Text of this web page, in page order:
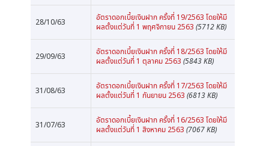
28/10/63
อัตราดอกเบี้ยเงินฝาก ครั้งที่ 19/2563 โดยให้มี
ผลตั้งแต่วันที่ 1 พฤศจิกายน 2563 (5712 KB)
29/09/63
อัตราดอกเบี้ยเงินฝาก ครั้งที่ 18/2563 โดยให้มี
ผลตั้งแต่วันที่ 1 ตุลาคม 2563 (5843 KB)
31/08/63
อัตราดอกเบี้ยเงินฝาก ครั้งที่ 17/2563 โดยให้มี
ผลตั้งแต่วันที่ 1 กันยายน 2563 (6813 KB)
31/07/63
อัตราดอกเบี้ยเงินฝาก ครั้งที่ 16/2563 โดยให้มี
ผลตั้งแต่วันที่ 1 สิงหาคม 2563 (7067 KB)